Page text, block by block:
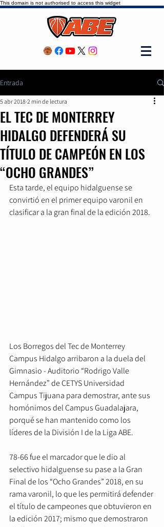
This domain is not authorised to access this widget
Entrada
EL TEC DE MONTERREY
HIDALGO DEFENDERÁ SU
TÍTULO DE CAMPEÓN EN LOS
“OCHO GRANDES”
5 abr 2018 2 min de lectura
Esta tarde, el equipo hidalguense se
convirtió en el primer equipo varonil en
clasificar a la gran final de la edición 2018.
Los Borregos del Tec de Monterrey
Campus Hidalgo arribaron a la duela del
Gimnasio - Auditorio “Rodrigo Valle
Hernández” de CETYS Universidad
Campus Tijuana para demostrar, ante sus
homónimos del Campus Guadalajara,
porqué se han mantenido como los
líderes de la División I de la Liga ABE.
78-66 fue el marcador que le dio al
selectivo hidalguense su pase a la Gran
Final de los “Ocho Grandes” 2018, en su
rama varonil, lo que les permitirá defender
el título de campeones que obtuvieron en
la edición 2017; mismo que demostraron